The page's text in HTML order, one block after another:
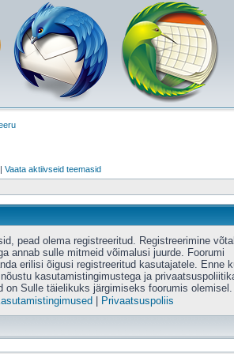
| Vaata aktiivseid teemasid
pead olema registreeritud. Registreerimine
annab sulle mitmeid võimalusi juurde. Foorumi
erilisi õigusi registreeritud kasutajatele. Enne
kasutamistingimustega ja
on Sulle täielikuks järgimiseks foorumis olemisel.
Privaatsuspoliis